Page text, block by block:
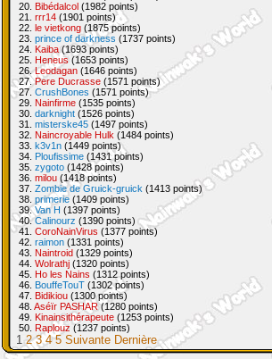
20. Bibédalcol (1982 points)
21. rrr14 (1901 points)
22. le vietkong (1875 points)
23. prince of darkness (1737 points)
24. Kaiba (1693 points)
25. Heneus (1653 points)
26.Leodagan (1646 points)
27.Pere Ducrasse (1571 points)
27. CrushBones (1571 points)
29. Nainfirme (1535 points)
30. darknight (1526 points)
31. misterske45 (1497 points)
32. Naincroyable Hulk (1484 points)
33. k3v1n (1449 points)
34. Ploufissime (1431 points)
35. zygoto (1428 points)
36. milou (1418 points)
37. Zombie de Gruick-gruick (1413 points)
38. primerie (1409 points)
39.Van H (1397 points)
40.Calinourz (1390 points)
41. CoroNainVirus (1377 points)
42. raimon (1331 points)
43. Naintroid (1329 points)
44. Wolrathj (1320 points)
45. Ho les Nains (1312 points)
46. BouffeTouT (1302 points)
47. Bidikiou (1300 points)
48. Aséïr PASHAR(1280 points)
49. Kinainsithérapeute (1253 points)
50. Raplouz (1237 points)
1 2 3 4 5 Suivante Dernière